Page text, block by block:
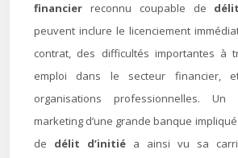
financier reconnu coupable de
peuvent inclure le licenciement
contrat, des difficultés importantes à
emploi dans le secteur financier,
organisations professionnelles. Un
marketing d’une grande banque
de délit d’initié a ainsi vu sa